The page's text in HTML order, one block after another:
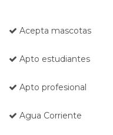
Acepta mascotas
Apto estudiantes
Apto profesional
Agua Corriente